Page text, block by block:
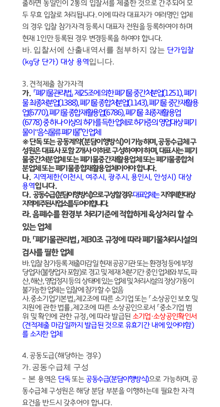
출하면 동일인이 2통의 입찰서를 제출한 것으로 간주되어 모
두 무효 입찰로 처리됩니다.이에 따라 대표자가 여러명인 업체
의 경우 입찰 참가자격 등록시 대표자 전원을 등록하여야 하며
현재 1 인만 등록된 경우 변경등록을 하여야 합니다.
바. 입찰서에 산출내역서를 첨부하지 않는 단가입찰
(kg당 단가) 대상 용역입니다.
3. 견적제출 참가자격
가. 「폐기물관리법」제 25조에 의한 폐기물 중간처분업(1251),폐기
물 최종처분업(1388),폐기물 종합처분업(1143),폐기물 중간재활용
업(6770),폐기물 종합재활용업(6786),폐기물 최종재활용업
(6778)중 하나 이상의 허가를 득한 업체로 허가증의 영업대상 폐기
물이 ‟음식물류 폐기물”인 업체
※단독 또는 공동계약(분담이행방식)이 가능하며,공동수급체 구
성원은 대표사 포함2개사 이하로 구성하여야 하며,대표사는 폐기
물중간처분업체 또는 폐기물중간재활용업체 또는 폐기물종합처
분업체 또는 폐기물종합재활용업체이어야 합니다.
나. 지역제한(이천시 , 여주시 , 광주시 , 용인시 , 안성시 ) 대상
용역입니다.
다. 공동수급(분담이행방식)으로 구성 할 경우대표업체는 지역제한 대상
지역에 주된 사업소를 두어야 합니다.
라.음폐수를 환경부 처리기준에 적합하게 육상처리 할 수
있는 업체
마. 「폐기물관리법 」 제 30조 규정에 따라 폐기물처리시설의
검사를 필한 업체
바.입찰 참가등록 제출마감일 현재 공공기관 또는 환경청 등에 부정
당업자(불량업자 포함)로 경고 및 제재 처분기간 중인 업체와 부도,파
산,해산,영업정지 등의 상태에 있는 업체 및 처리시설의 정상가동이
불가능한 업체는 입찰에 참가할 수 없음
사.중소기업기본법」제 2조에 따른 소기업 또는「소상공인 보호 및
지원에 관한 법률」제 2조에 따른 소상공인으로서 「중소기업 범
위 및 확인에 관한 규정 」에 따라 발급된 소기업·소상공인확인서
(견적제출 마감일까지 발급된 것으로 유효기간 내에 있어야함)
를 소지한 업체
4.공동도급(해당하는 경우)
가. 공동수급체 구성
- 본 용역은 단독 또는공동수급(분담이행방식)으로 가능하며,공
동수급체 구성원은 해당 분담 부분을 이행하는데 필요한 자격
요건을 반드시 갖추어야 합니다.